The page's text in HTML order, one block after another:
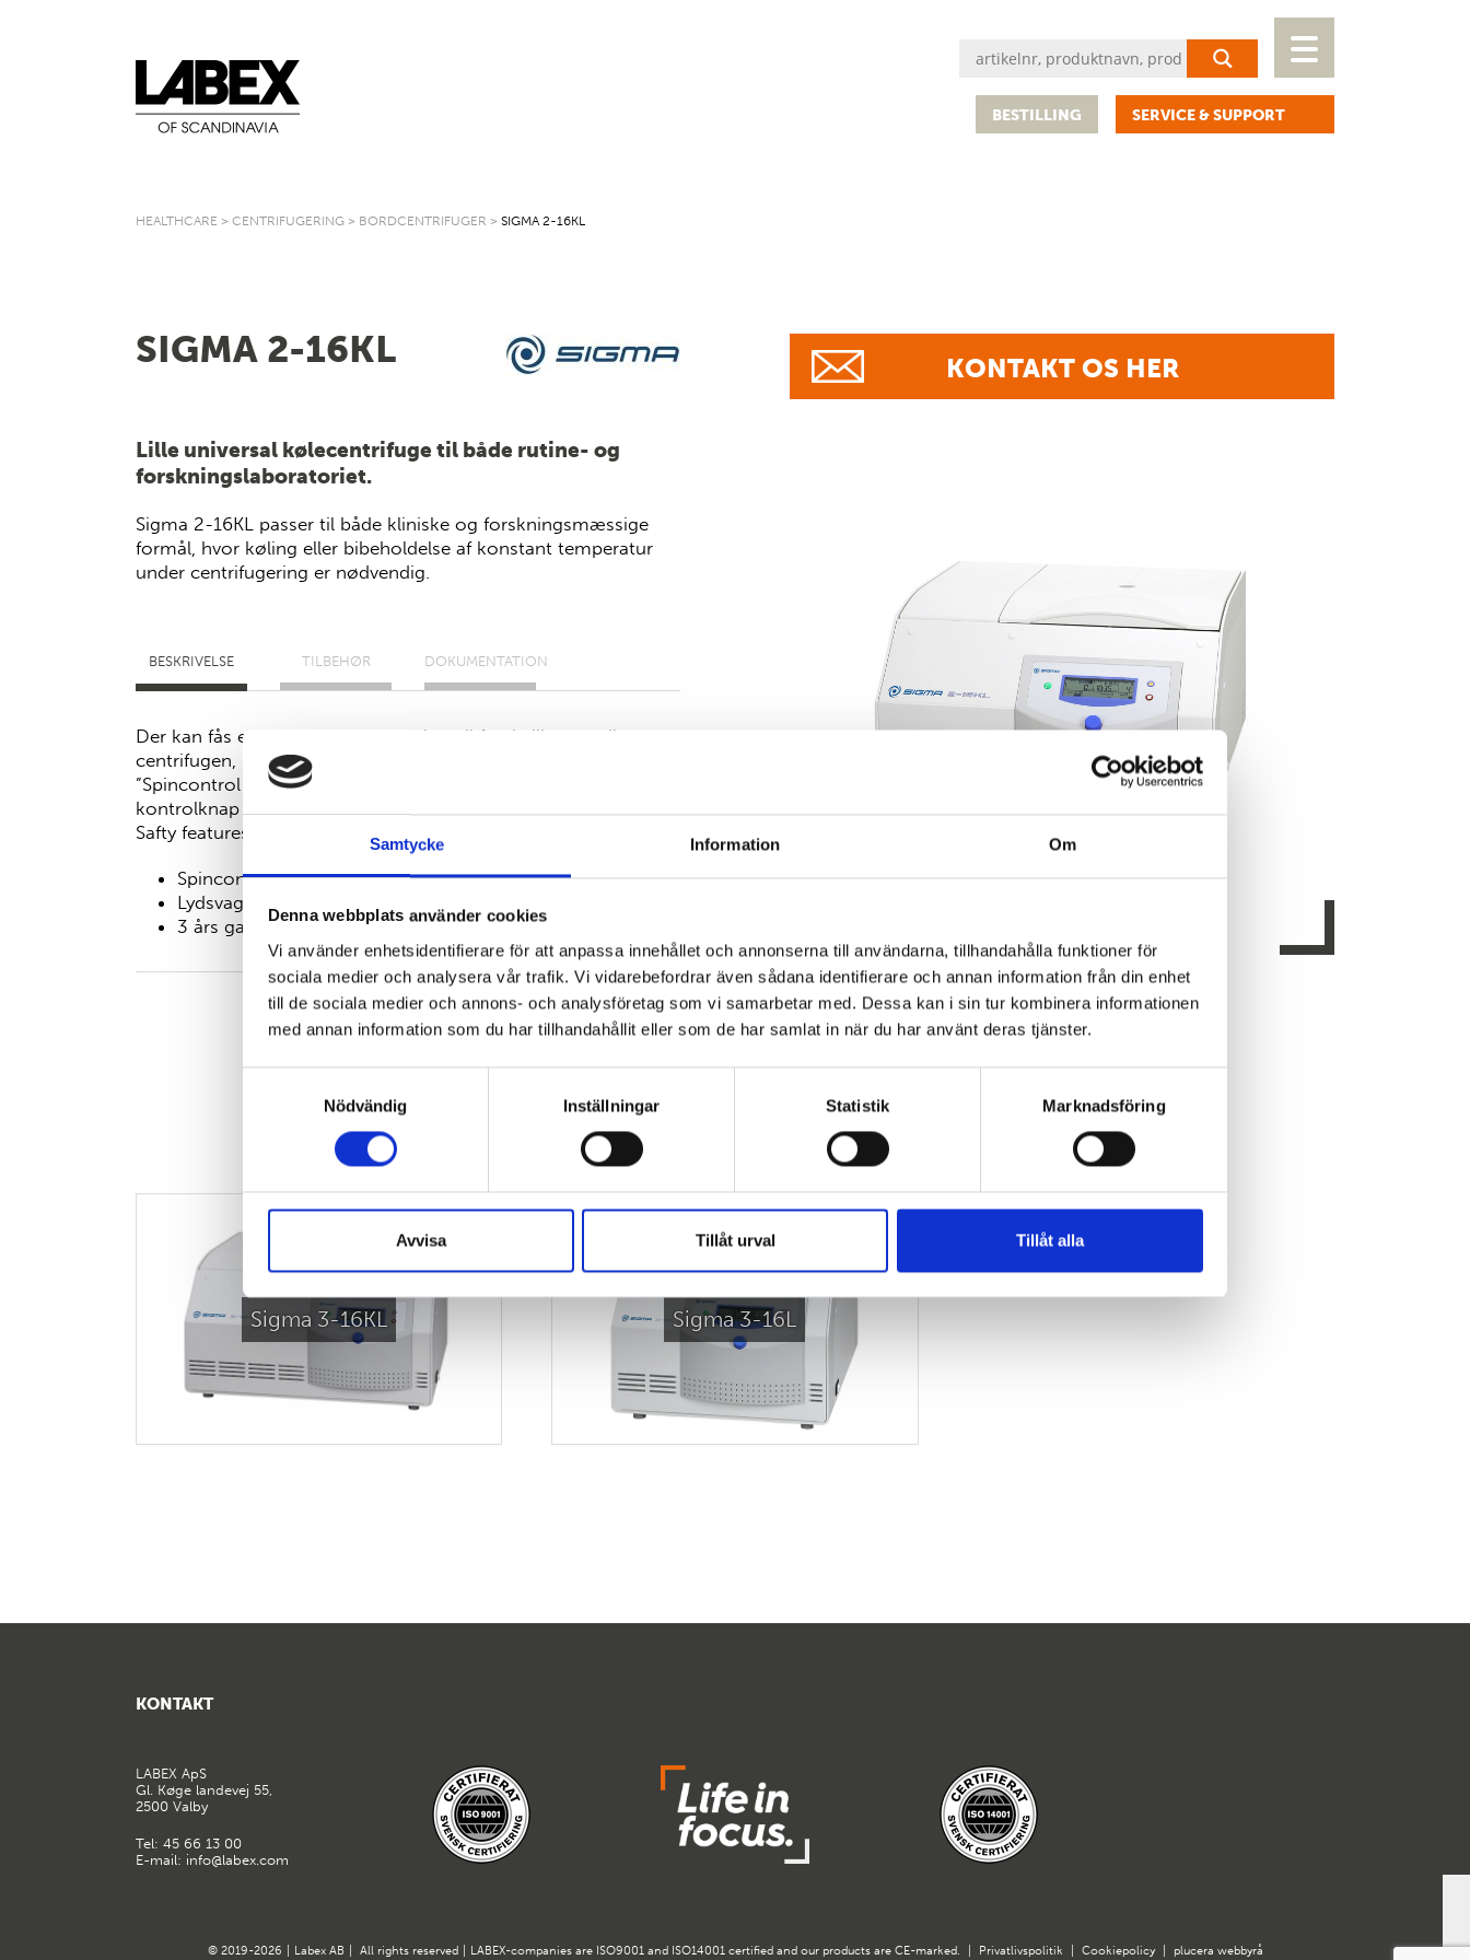
Samtycke Information Om
Denna webbplats använder cookies
Vi använder enhetsidentifierare för att anpassa innehållet och annonserna till användarna, tillhandahålla funktioner för
sociala medier och analysera vår trafik. Vi vidarebefordrar även sådana identifierare och annan information från din enhet
till de sociala medier och annons- och analysföretag som vi samarbetar med. Dessa kan i sin tur kombinera informationen
med annan information som du har tillhandahållit eller som de har samlat in när du har använt deras tjänster.
Nödvändig
Inställningar Statistik Marknadsföring
Avvisa Tillåt urval Tillåt alla
BESTILLING SERVICE & SUPPORT
HEALTHCARE > CENTRIFUGERING > BORDCENTRIFUGER > SIGMA 2-16KL
SIGMA 2-16KL
Lille universal kølecentrifuge til både rutine- og
forskningslaboratoriet.
Sigma 2-16KL passer til både kliniske og forskningsmæssige
formål, hvor køling eller bibeholdelse af konstant temperatur
under centrifugering er nødvendig.
BESKRIVELSE TILBEHØR DOKUMENTATION
Der kan fås et stort udvalg af tilbehør til forskellige rør til
centrifugen, inkl. til mikrotiterplader.
”Spincontrol L” kontrolpanel, brugervenligt med kun en
kontrolknap og et stort baggrundsbelyst display.
Safty features som f.eks. låsefunktion af programmer.
Spincontrol L
Lydsvag
3 års garanti
Effektivt kølesystem
KONTAKT OS HER
Sigma 3-16KL Sigma 3-16L
KONTAKT
LABEX ApS
Gl. Køge landevej 55,
2500 Valby
Tel: 45 66 13 00
E-mail: info@labex.com
© 2019-2026 Labex AB All rights reserved LABEX-companies are ISO9001 and ISO14001 certified and our products are CE-marked. Privatlivspolitik Cookiepolicy plucera webbyrå